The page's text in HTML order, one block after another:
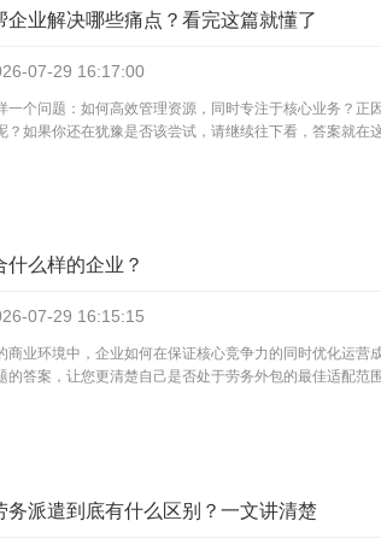
企业解决哪些痛点？看完这篇就懂了
07-29 16:17:00
一个问题：如何高效管理资源，同时专注于核心业务？
？如果你还在犹豫是否该尝试，请继续往下看，答案就在这
什么样的企业？
07-29 16:15:15
商业环境中，企业如何在保证核心竞争力的同时优化运
的答案，让您更清楚自己是否处于劳务外包的最佳适配范围
务派遣到底有什么区别？一文讲清楚